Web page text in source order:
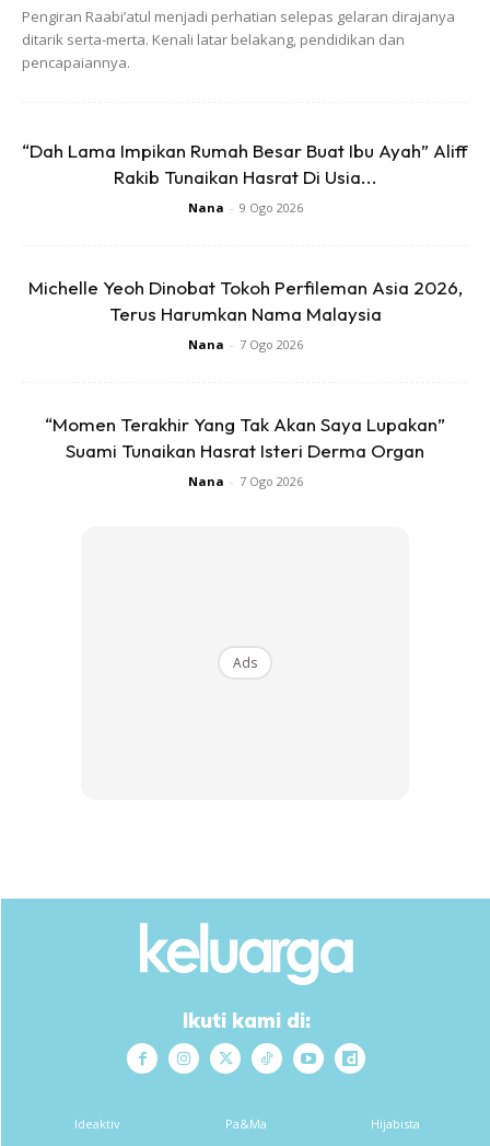
Dalam masa yang sama, Shiera turut menitipkan pesanan
kepada semua menantu supaya berbaik-baik dengan
“Biar kita beli sendiri, selagi kita mampu, kita larat. Kalau
ada tak apa, kalau tak ada tak apa. Mana yang baik tu kita
ambil,” jelas Shiera lagi.
Pengiran Raabi’atul menjadi perhatian selepas gelaran dirajanya
ditarik serta-merta. Kenali latar belakang, pendidikan dan
pencapaiannya.
“Dah Lama Impikan Rumah Besar Buat Ibu Ayah” Aliff
Rakib Tunaikan Hasrat Di Usia...
Nana - 9 Ogo 2026
Michelle Yeoh Dinobat Tokoh Perfileman Asia 2026,
Terus Harumkan Nama Malaysia
Nana - 7 Ogo 2026
“Momen Terakhir Yang Tak Akan Saya Lupakan”
Suami Tunaikan Hasrat Isteri Derma Organ
Nana - 7 Ogo 2026
Ads
Ikuti kami di:
Ideaktiv Pa&Ma Hijabista